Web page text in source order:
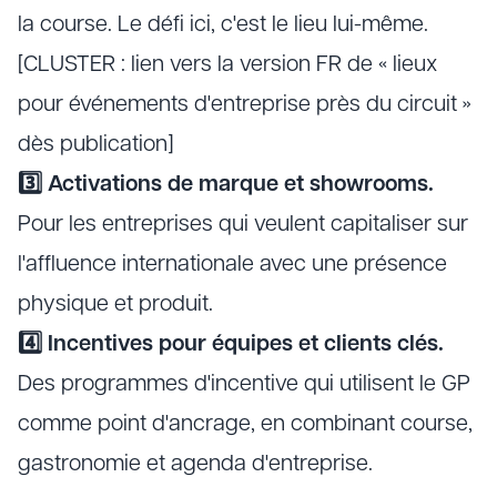
la course. Le défi ici, c'est le lieu lui-même.
[CLUSTER : lien vers la version FR de « lieux
pour événements d'entreprise près du circuit »
dès publication]
3️⃣ Activations de marque et showrooms.
Pour les entreprises qui veulent capitaliser sur
l'affluence internationale avec une présence
physique et produit.
4️⃣ Incentives pour équipes et clients clés.
Des programmes d'incentive qui utilisent le GP
comme point d'ancrage, en combinant course,
gastronomie et agenda d'entreprise.